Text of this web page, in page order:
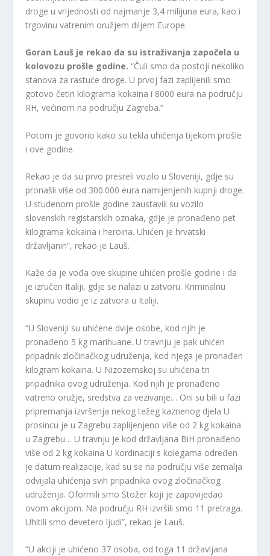
droge u vrijednosti od najmanje 3,4 milijuna eura, kao i
trgovinu vatrenim oružjem diljem Europe.
Goran Lauš je rekao da su istraživanja započela u
kolovozu prošle godine.“Čuli smo da postoji nekoliko
stanova za rastuće droge. U prvoj fazi zaplijenili smo
gotovo četiri kilograma kokaina i 8000 eura na području
RH, većinom na području Zagreba.”
Potom je govorio kako su tekla uhićenja tijekom prošle
i ove godine.
Rekao je da su prvo presreli vozilo u Sloveniji, gdje su
pronašli više od 300.000 eura namijenjenih kupnji droge.
U studenom prošle godine zaustavili su vozilo
slovenskih registarskih oznaka, gdje je pronađeno pet
kilograma kokaina i heroina. Uhićen je hrvatski
državljanin”, rekao je Lauš.
Kaže da je vođa ove skupine uhićen prošle godine i da
je izručen Italiji, gdje se nalazi u zatvoru. Kriminalnu
skupinu vodio je iz zatvora u Italiji.
“U Sloveniji su uhićene dvije osobe, kod njih je
pronađeno 5 kg marihuane. U travnju je pak uhićen
pripadnik zločinačkog udruženja, kod njega je pronađen
kilogram kokaina. U Nizozemskoj su uhićena tri
pripadnika ovog udruženja. Kod njih je pronađeno
vatreno oružje, sredstva za vezivanje… Oni su bili u fazi
pripremanja izvršenja nekog težeg kaznenog djela U
prosincu je u Zagrebu zaplijenjeno više od 2 kg kokaina
u Zagrebu… U travnju je kod državljana BiH pronađeno
više od 2 kg kokaina U kordinaciji s kolegama određen
je datum realizacije, kad su se na području više zemalja
odvijala uhićenja svih pripadnika ovog zločinačkog
udruženja. Oformili smo Stožer koji je zapovijedao
ovom akcijom. Na području RH izvršili smo 11 pretraga.
Uhitili smo devetero ljudi”, rekao je Lauš.
“U akciji je uhićeno 37 osoba, od toga 11 državljana